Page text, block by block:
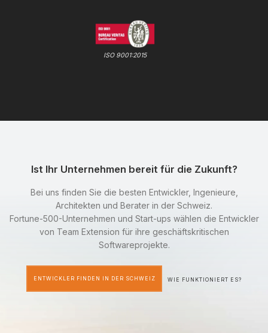
ISO 9001:2015
Ist Ihr Unternehmen bereit für die Zukunft?
Bei uns finden Sie die besten Entwickler, Ingenieure,
Architekten und Berater in der Schweiz.
Fortune-500-Unternehmen und Start-ups wählen die Entwickler
von Team Extension für ihre geschäftskritischen
Softwareprojekte.
ENTWICKLER FINDEN IN DER SCHWEIZ WIE FUNKTIONIERT ES?